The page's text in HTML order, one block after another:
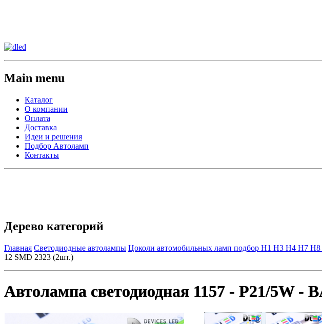
Main menu
Каталог
О компании
Оплата
Доставка
Идеи и решения
Подбор Автоламп
Контакты
Дерево категорий
Главная Светодиодные автолампы Цоколи автомобильных ламп подбор H1 H3 H4 H7
12 SMD 2323 (2шт.)
Автолампа светодиодная 1157 - P21/5W -